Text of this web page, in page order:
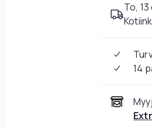
To,
14